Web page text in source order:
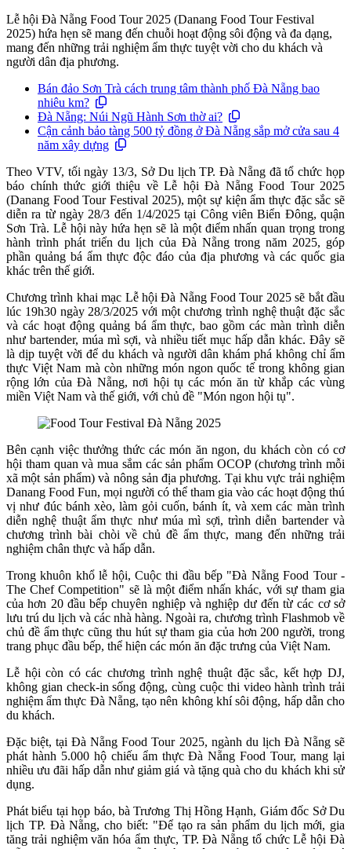
Lễ hội Đà Nẵng Food Tour 2025 (Danang Food Tour Festival
2025) hứa hẹn sẽ mang đến chuỗi hoạt động sôi động và đa dạng,
mang đến những trải nghiệm ẩm thực tuyệt vời cho du khách và
người dân địa phương.
Bán đảo Sơn Trà cách trung tâm thành phố Đà Nẵng bao
nhiêu km?
Đà Nẵng: Núi Ngũ Hành Sơn thờ ai?
Cận cảnh bảo tàng 500 tỷ đồng ở Đà Nẵng sắp mở cửa sau 4
năm xây dựng
Theo VTV, tối ngày 13/3, Sở Du lịch TP. Đà Nẵng đã tổ chức họp
báo chính thức giới thiệu về Lễ hội Đà Nẵng Food Tour 2025
(Danang Food Tour Festival 2025), một sự kiện ẩm thực đặc sắc sẽ
diễn ra từ ngày 28/3 đến 1/4/2025 tại Công viên Biển Đông, quận
Sơn Trà. Lễ hội này hứa hẹn sẽ là một điểm nhấn quan trọng trong
hành trình phát triển du lịch của Đà Nẵng trong năm 2025, góp
phần quảng bá ẩm thực độc đáo của địa phương và các quốc gia
khác trên thế giới.
Chương trình khai mạc Lễ hội Đà Nẵng Food Tour 2025 sẽ bắt đầu
lúc 19h30 ngày 28/3/2025 với một chương trình nghệ thuật đặc sắc
và các hoạt động quảng bá ẩm thực, bao gồm các màn trình diễn
như bartender, múa mì sợi, và nhiều tiết mục hấp dẫn khác. Đây sẽ
là dịp tuyệt vời để du khách và người dân khám phá không chỉ ẩm
thực Việt Nam mà còn những món ngon quốc tế trong không gian
rộng lớn của Đà Nẵng, nơi hội tụ các món ăn từ khắp các vùng
miền Việt Nam và thế giới, với chủ đề "Món ngon hội tụ".
Bên cạnh việc thưởng thức các món ăn ngon, du khách còn có cơ
hội tham quan và mua sắm các sản phẩm OCOP (chương trình mỗi
xã một sản phẩm) và nông sản địa phương. Tại khu vực trải nghiệm
Danang Food Fun, mọi người có thể tham gia vào các hoạt động thú
vị như đúc bánh xèo, làm gỏi cuốn, bánh ít, và xem các màn trình
diễn nghệ thuật ẩm thực như múa mì sợi, trình diễn bartender và
chương trình bài chòi về chủ đề ẩm thực, mang đến những trải
nghiệm chân thực và hấp dẫn.
Trong khuôn khổ lễ hội, Cuộc thi đầu bếp "Đà Nẵng Food Tour -
The Chef Competition" sẽ là một điểm nhấn khác, với sự tham gia
của hơn 20 đầu bếp chuyên nghiệp và nghiệp dư đến từ các cơ sở
lưu trú du lịch và các nhà hàng. Ngoài ra, chương trình Flashmob về
chủ đề ẩm thực cũng thu hút sự tham gia của hơn 200 người, trong
trang phục đầu bếp, thể hiện các món ăn đặc trưng của Việt Nam.
Lễ hội còn có các chương trình nghệ thuật đặc sắc, kết hợp DJ,
không gian check-in sống động, cùng cuộc thi video hành trình trải
nghiệm ẩm thực Đà Nẵng, tạo nên không khí sôi động, hấp dẫn cho
du khách.
Đặc biệt, tại Đà Nẵng Food Tour 2025, ngành du lịch Đà Nẵng sẽ
phát hành 5.000 hộ chiếu ẩm thực Đà Nẵng Food Tour, mang lại
nhiều ưu đãi hấp dẫn như giảm giá và tặng quà cho du khách khi sử
dụng.
Phát biểu tại họp báo, bà Trương Thị Hồng Hạnh, Giám đốc Sở Du
lịch TP. Đà Nẵng, cho biết: "Để tạo ra sản phẩm du lịch mới, gia
tăng trải nghiệm văn hóa ẩm thực, TP. Đà Nẵng tổ chức Lễ hội Đà